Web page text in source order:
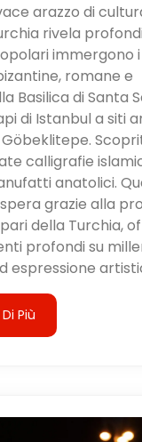
arazzo di
rivela
immergono
romane e
Basilica di Santa
di Istanbul a siti
calligrafie
anatolici.
grazie alla
della Turchia,
profondi su
espressione
Più